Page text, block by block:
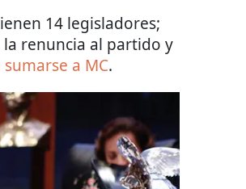
14 legisladores;
renuncia al partido y
a MC.